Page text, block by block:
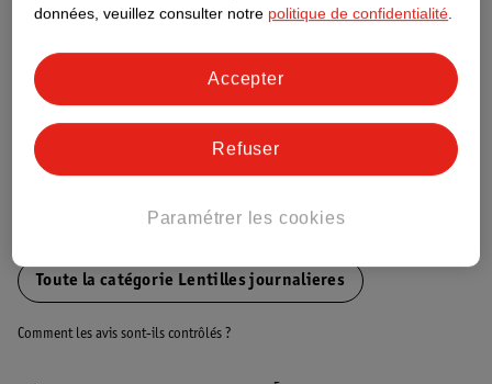
Informations complémentaires
Toute la catégorie Lentilles journalieres
Comment les avis sont-ils contrôlés ?
données, veuillez consulter notre politique de confidentialité
Paramétrer les cookies
Refuser
Accepter